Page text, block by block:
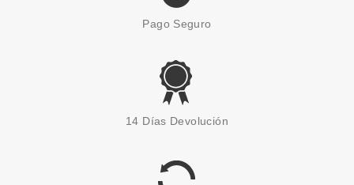
CLARINS
CREMA DÍA SPF15 50 ML
79.50€
Pago Seguro
14 Días Devolución